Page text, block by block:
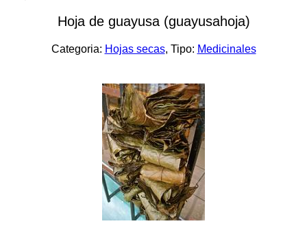
Hoja de guayusa (guayusahoja)
Categoria: Hojas secas, Tipo: Medicinales